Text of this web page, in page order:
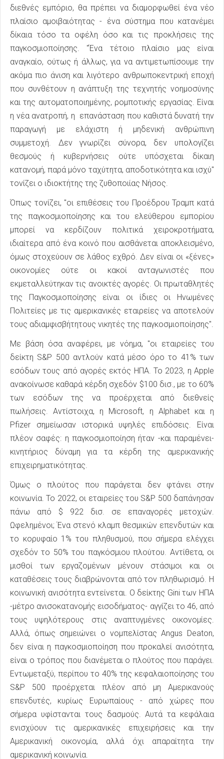
διεθνές εμπόριο, θα πρέπει να διαμορφωθεί ένα νέο
πλαίσιο αμοιβαιότητας - ένα σύστημα που κατανέμει
δίκαια τόσο τα οφέλη όσο και τις προκλήσεις της
παγκοσμιοποίησης. "Ένα τέτοιο πλαίσιο μας είναι
αναγκαίο, ούτως ή άλλως, για να αντιμετωπίσουμε την
ακόμα πιο άνιση και λιγότερο ανθρωποκεντρική εποχή
που συνθέτουν η ανάπτυξη της τεχνητής νοημοσύνης
και της αυτοματοποιημένης, ρομποτικής εργασίας. Είναι
η νέα ανατροπή, η επανάσταση που καθιστά δυνατή την
παραγωγή με ελάχιστη ή μηδενική ανθρώπινη
συμμετοχή. Δεν γνωρίζει σύνορα, δεν υπολογίζει
θεσμούς ή κυβερνήσεις ούτε υπόσχεται δίκαιη
κατανομή, παρά μόνο ταχύτητα, αποδοτικότητα και ισχύ"
τονίζει ο ιδιοκτήτης της ζυθοποιίας Νήσος.
Όπως τονίζει, "οι επιθέσεις του Προέδρου Τραμπ κατά
της παγκοσμιοποίησης και του ελεύθερου εμπορίου
μπορεί να κερδίζουν πολιτικά χειροκροτήματα,
ιδιαίτερα από ένα κοινό που αισθάνεται αποκλεισμένο,
όμως στοχεύουν σε λάθος εχθρό. Δεν είναι οι «ξένες»
οικονομίες ούτε οι κακοί ανταγωνιστές που
εκμεταλλεύτηκαν τις ανοικτές αγορές. Οι πρωταθλητές
της Παγκοσμιοποίησης είναι οι ίδιες οι Ηνωμένες
Πολιτείες με τις αμερικανικές εταιρείες να αποτελούν
τους αδιαμφισβήτητους νικητές της παγκοσμιοποίησης".
Με βάση όσα αναφέρει, με νόημα, "οι εταιρείες του
δείκτη S&P 500 αντλούν κατά μέσο όρο το 41% των
εσόδων τους από αγορές εκτός ΗΠΑ. Το 2023, η Apple
ανακοίνωσε καθαρά κέρδη σχεδόν $100 δισ., με το 60%
των εσόδων της να προέρχεται από διεθνείς
πωλήσεις. Αντίστοιχα, η Microsoft, η Alphabet και η
Pfizer σημείωσαν ιστορικά υψηλές επιδόσεις. Είναι
πλέον σαφές: η παγκοσμιοποίηση ήταν -και παραμένει-
κινητήριος δύναμη για τα κέρδη της αμερικανικής
επιχειρηματικότητας.
Όμως ο πλούτος που παράγεται δεν φτάνει στην
κοινωνία. Το 2022, οι εταιρείες του S&P 500 δαπάνησαν
πάνω από $ 922 δισ. σε επαναγορές μετοχών.
Ωφελημένοι; Ένα στενό κλαμπ θεσμικών επενδυτών και
το κορυφαίο 1% του πληθυσμού, που σήμερα ελέγχει
σχεδόν το 50% του παγκόσμιου πλούτου. Αντίθετα, οι
μισθοί των εργαζομένων μένουν στάσιμοι και οι
καταθέσεις τους διαβρώνονται από τον πληθωρισμό. Η
κοινωνική ανισότητα εντείνεται. Ο δείκτης Gini των ΗΠΑ
-μέτρο ανισοκατανομής εισοδήματος- αγγίζει το 46, από
τους υψηλότερους στις αναπτυγμένες οικονομίες.
Αλλά, όπως σημειώνει ο νομπελίστας Angus Deaton,
δεν είναι η παγκοσμιοποίηση που προκαλεί ανισότητα,
είναι ο τρόπος που διανέμεται ο πλούτος που παράγει.
Εντωμεταξύ, περίπου το 40% της κεφαλαιοποίησης του
S&P 500 προέρχεται πλέον από μη Αμερικανούς
επενδυτές, κυρίως Ευρωπαίους - από χώρες που
σήμερα υφίστανται τους δασμούς. Αυτά τα κεφάλαια
ενισχύουν τις αμερικανικές επιχειρήσεις και την
Αμερικανική οικονομία, αλλά όχι απαραίτητα την
αμερικανική κοινωνία.